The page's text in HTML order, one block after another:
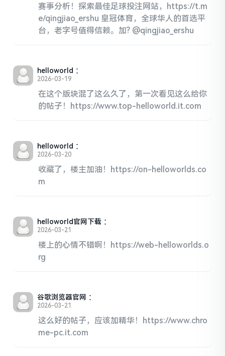
赛事分析！探索最佳足球投注网站，https://t.m
e/qingjiao_ershu 皇冠体育，全球华人的首选平
台，老字号值得信赖。加? @qingjiao_ershu
helloworld ：
2026-03-19
在这个版块混了这么久了，第一次看见这么给你
的帖子！https://www.top-helloworld.it.com
helloworld ：
2026-03-20
收藏了，楼主加油！https://on-helloworlds.co
m
helloworld官网下载 ：
2026-03-21
楼上的心情不错啊！https://web-helloworlds.o
rg
谷歌浏览器官网 ：
2026-03-21
这么好的帖子，应该加精华！https://www.chro
me-pc.it.com